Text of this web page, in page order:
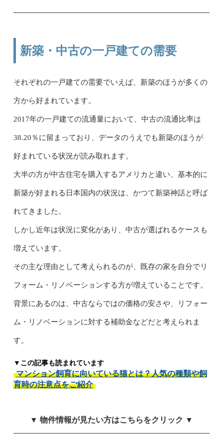
新築・中古の一戸建ての需要
それぞれの一戸建ての需要でいえば、新築のほうが多くの
方から好まれています。
2017年の一戸建ての流通量において、中古の流通比率は
38.20％に留まっており、データのうえでも新築のほうが
好まれている状況が読み取れます。
大半の方が中古住宅を購入するアメリカと違い、基本的に
新築が好まれる日本国内の状況は、かつて新築神話と呼ば
れてきました。
しかし近年は状況に変化があり、中古が選ばれるケースも
増えています。
その主な理由として考えられるのが、既存の家を自分でリ
フォーム・リノベーションする方が増えていることです。
背景にあるのは、中古ならではの価格の安さや、リフォー
ム・リノベーションに対する補助金などだと考えられま
す。
▼この記事も読まれています
マンション飼育に向いている猫とは？人気の種類や飼
育時の注意点をご紹介
▼ 物件情報が見たい方はこちらをクリック ▼